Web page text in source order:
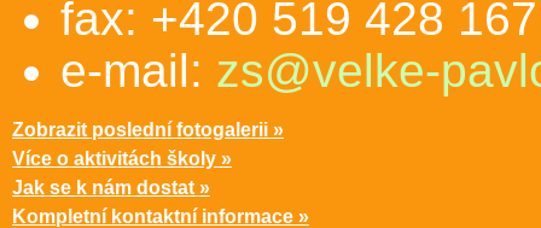
fax: +420 519 428 167
e-mail: zs@velke-
Zobrazit poslední fotogalerii »
Více o aktivitách školy »
Jak se k nám dostat »
Kompletní kontaktní informace »